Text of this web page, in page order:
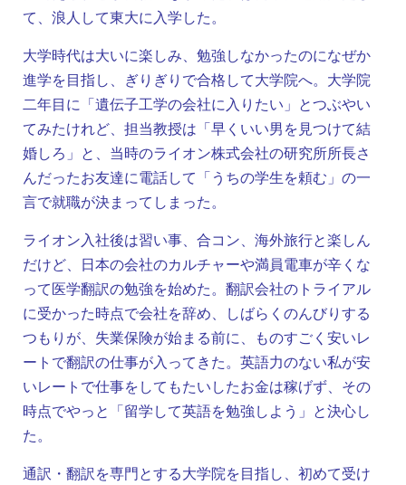
て、浪人して東大に入学した。
大学時代は大いに楽しみ、勉強しなかったのになぜか
進学を目指し、ぎりぎりで合格して大学院へ。大学院
二年目に「遺伝子工学の会社に入りたい」とつぶやい
てみたけれど、担当教授は「早くいい男を見つけて結
婚しろ」と、当時のライオン株式会社の研究所所長さ
んだったお友達に電話して「うちの学生を頼む」の一
言で就職が決まってしまった。
ライオン入社後は習い事、合コン、海外旅行と楽しん
だけど、日本の会社のカルチャーや満員電車が辛くな
って医学翻訳の勉強を始めた。翻訳会社のトライアル
に受かった時点で会社を辞め、しばらくのんびりする
つもりが、失業保険が始まる前に、ものすごく安いレ
ートで翻訳の仕事が入ってきた。英語力のない私が安
いレートで仕事をしてもたいしたお金は稼げず、その
時点でやっと「留学して英語を勉強しよう」と決心し
た。
通訳・翻訳を専門とする大学院を目指し、初めて受け